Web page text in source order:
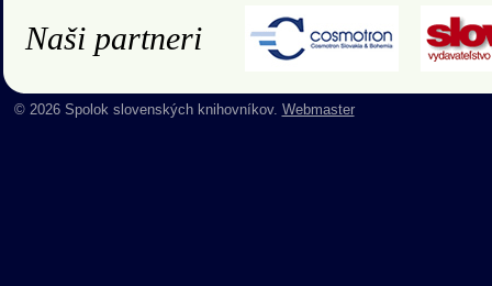
Naši partneri
© 2026 Spolok slovenských knihovníkov. Webmaster